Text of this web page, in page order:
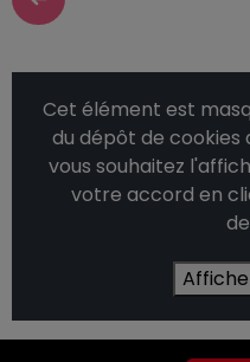
Cet élément est
du dépôt de cookies
vous souhaitez
votre accord en